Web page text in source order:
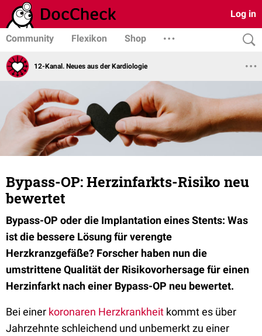
Log in
Community Flexikon Shop
12-Kanal. Neues aus der Kardiologie
Bypass-OP: Herzinfarkts-Risiko neu
bewertet
Bypass-OP oder die Implantation eines Stents: Was
ist die bessere Lösung für verengte
Herzkranzgefäße? Forscher haben nun die
umstrittene Qualität der Risikovorhersage für einen
Herzinfarkt nach einer Bypass-OP neu bewertet.
Bei einer koronaren Herzkrankheit kommt es über
Jahrzehnte schleichend und unbemerkt zu einer